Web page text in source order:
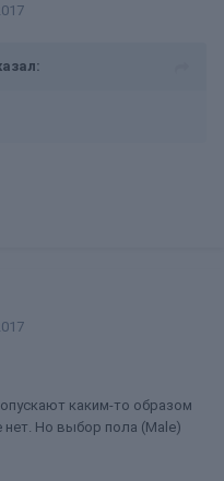
каким-то образом
Но выбор пола (Male)